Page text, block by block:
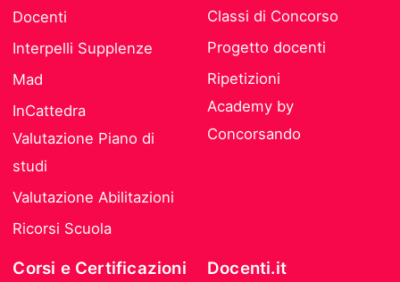
Docenti
Interpelli Supplenze
Mad
InCattedra
Valutazione Piano di
studi
Valutazione Abilitazioni
Ricorsi Scuola
Classi di Concorso
Progetto docenti
Ripetizioni
Academy by
Concorsando
Corsi e Certificazioni Docenti.it